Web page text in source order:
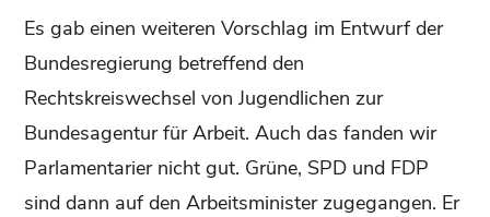
Es gab einen weiteren Vorschlag im Entwurf der
Bundesregierung betreffend den
Rechtskreiswechsel von Jugendlichen zur
Bundesagentur für Arbeit. Auch das fanden wir
Parlamentarier nicht gut. Grüne, SPD und FDP
sind dann auf den Arbeitsminister zugegangen. Er